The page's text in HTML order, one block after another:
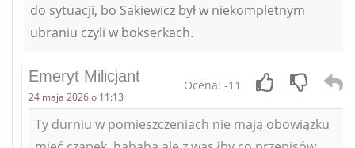
do sytuacji, bo Sakiewicz był w niekompletnym
ubraniu czyli w bokserkach.
Emeryt Milicjant
24 maja 2026 o 11:13
Ocena: -11
Ty durniu w pomieszczeniach nie mają obowiązku